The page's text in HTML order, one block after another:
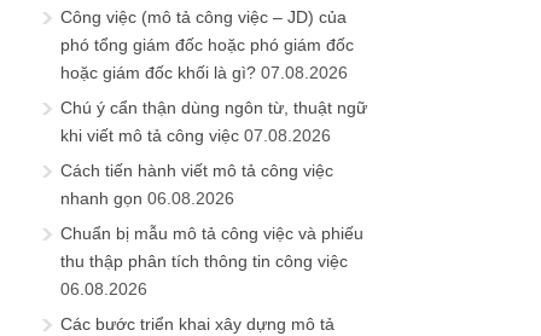
Công việc (mô tả công việc – JD) của
phó tổng giám đốc hoặc phó giám đốc
hoặc giám đốc khối là gì? 07.08.2026
Chú ý cẩn thận dùng ngôn từ, thuật ngữ
khi viết mô tả công việc 07.08.2026
Cách tiến hành viết mô tả công việc
nhanh gọn 06.08.2026
Chuẩn bị mẫu mô tả công việc và phiếu
thu thập phân tích thông tin công việc
06.08.2026
Các bước triển khai xây dựng mô tả